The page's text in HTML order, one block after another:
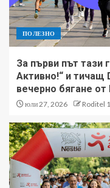
ПОЛЕЗНО
За първи път тази
Активно!“ и тичащ
вечерно бягане
юли 27, 2026 Roditel 1